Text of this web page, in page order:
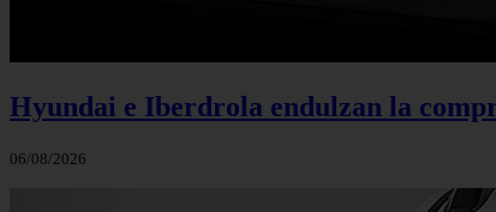
Hyundai e Iberdrola endulzan la
06/08/2026